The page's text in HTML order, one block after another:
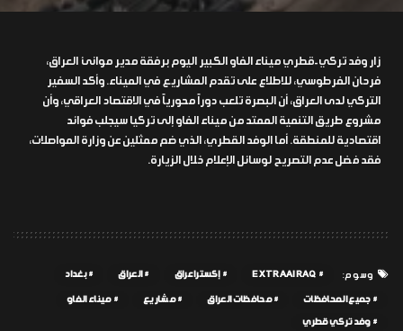
زار وفد تركي-قطري ميناء الفاو الكبير اليوم برفقة مدير موانئ العراق،
فرحان الفرطوسي، للاطلاع على تقدم المشاريع في الميناء. وأكد السفير
التركي لدى العراق، أن البصرة تلعب دوراً محورياً في الاقتصاد العراقي، وأن
مشروع طريق التنمية الممتد من ميناء الفاو إلى تركيا سيجلب فوائد
اقتصادية للمنطقة. أما الوفد القطري، الذي ضم ممثلين عن وزارة المواصلات،
فقد فضل عدم التصريح لوسائل الإعلام خلال الزيارة.
وسوم: EXTRAAIRAQ إكسترا عراق العراق بغداد
جميع المحافظات محافظات العراق مشاريع ميناء الفاو
وفد تركي قطري